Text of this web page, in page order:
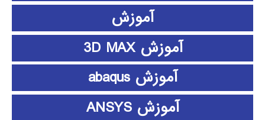
آموزش
آموزش 3D MAX
آموزش abaqus
آموزش ANSYS